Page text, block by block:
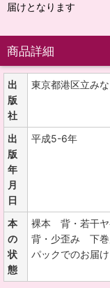
届けとなります
商品詳細
出
版
社
東京都港区立み
出
版
年
月
日
平成5-6年
本
の
状
態
裸本 背・若干
背・少歪み 下
パックでのお届